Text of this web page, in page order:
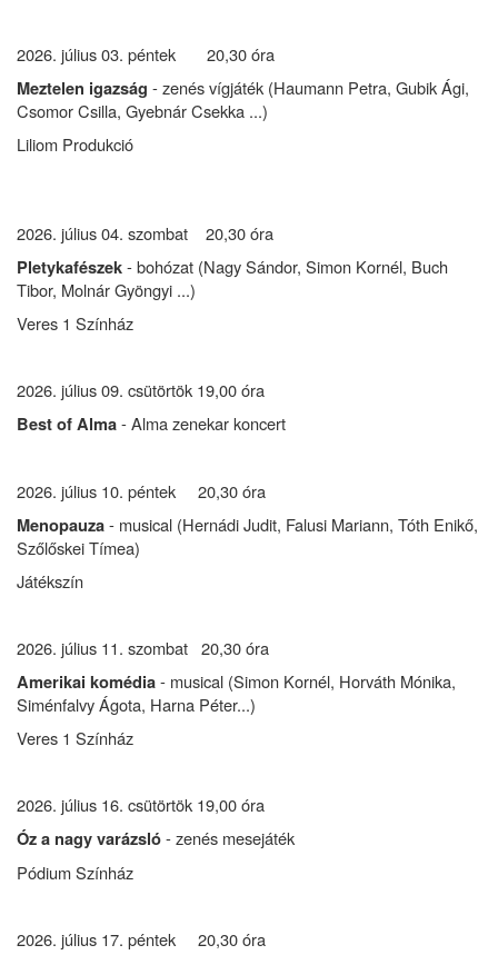
2026. július 03. péntek 20,30 óra
Meztelen igazság - zenés vígjáték (Haumann Petra, Gubik Ági,
Csomor Csilla, Gyebnár Csekka ...)
Liliom Produkció
2026. július 04. szombat 20,30 óra
Pletykafészek- bohózat (Nagy Sándor, Simon Kornél, Buch
Tibor, Molnár Gyöngyi ...)
Veres 1 Színház
2026. július 09. csütörtök 19,00 óra
Best of Alma- Alma zenekar koncert
2026. július 10. péntek 20,30 óra
Menopauza- musical (Hernádi Judit, Falusi Mariann, Tóth Enikő,
Szőlőskei Tímea)
Játékszín
2026. július 11. szombat 20,30 óra
Amerikai komédia- musical (Simon Kornél, Horváth Mónika,
Siménfalvy Ágota, Harna Péter...)
Veres 1 Színház
2026. július 16. csütörtök 19,00 óra
Óz a nagy varázsló- zenés mesejáték
Pódium Színház
2026. július 17. péntek 20,30 óra